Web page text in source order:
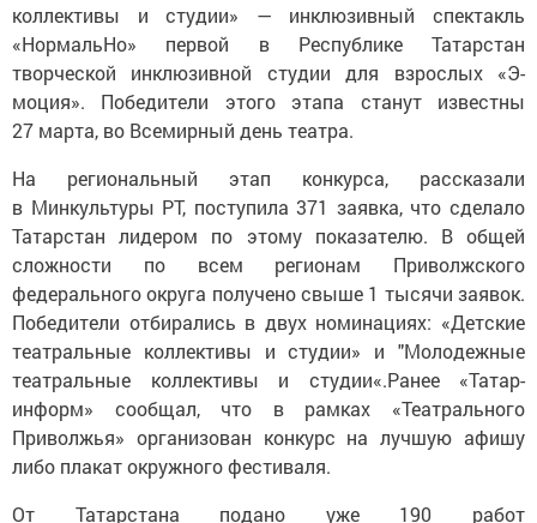
коллективы и студии» — инклюзивный спектакль
«НормальНо» первой в Республике Татарстан
творческой инклюзивной студии для взрослых «Э-
моция». Победители этого этапа станут известны
27 марта, во Всемирный день театра.
На региональный этап конкурса, рассказали
в Минкультуры РТ, поступила 371 заявка, что сделало
Татарстан лидером по этому показателю. В общей
сложности по всем регионам Приволжского
федерального округа получено свыше 1 тысячи заявок.
Победители отбирались в двух номинациях: «Детские
театральные коллективы и студии» и "Молодежные
театральные коллективы и студии«.Ранее «Татар-
информ» сообщал, что в рамках «Театрального
Приволжья» организован конкурс на лучшую афишу
либо плакат окружного фестиваля.
От Татарстана подано уже 190 работ